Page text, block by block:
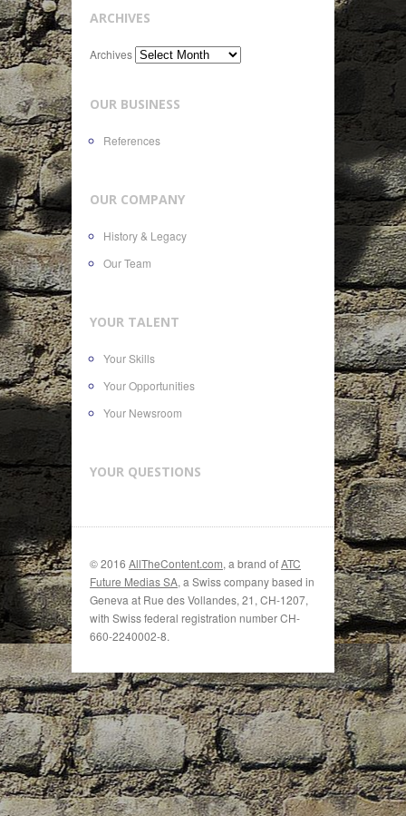
ARCHIVES
Archives
OUR BUSINESS
References
OUR COMPANY
History & Legacy
Our Team
YOUR TALENT
Your Skills
Your Opportunities
Your Newsroom
YOUR QUESTIONS
© 2016 AllTheContent.com, a brand ofATC
Future Medias SA, a Swiss company based in
Geneva at Rue des Vollandes, 21, CH-1207,
with Swiss federal registration number CH-
660-2240002-8.